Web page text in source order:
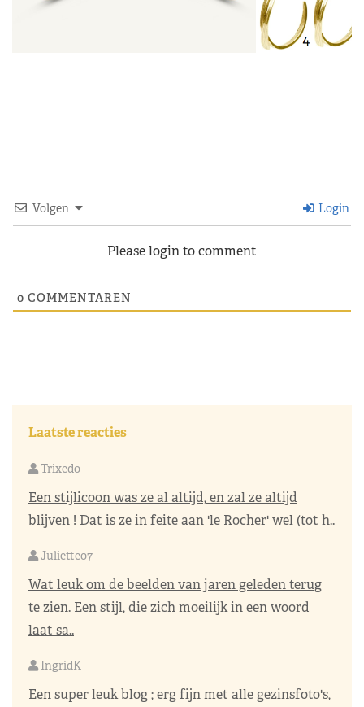
Volgen Login
Please login to comment
0 COMMENTAREN
Laatste reacties
Trixedo
Een stijlicoon was ze al altijd, en zal ze altijd
blijven ! Dat is ze in feite aan 'le Rocher' wel (tot h..
Juliette07
Wat leuk om de beelden van jaren geleden terug
te zien. Een stijl, die zich moeilijk in een woord
laat sa..
IngridK
Een super leuk blog ; erg fijn met alle gezinsfoto's,